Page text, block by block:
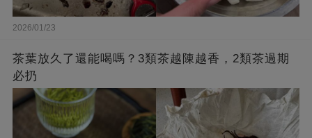
2026/01/23
茶葉放久了還能喝嗎？3類茶越陳越香，2類茶過期
必扔